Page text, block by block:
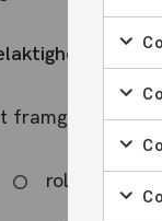
och
framgångsrikt
roller,